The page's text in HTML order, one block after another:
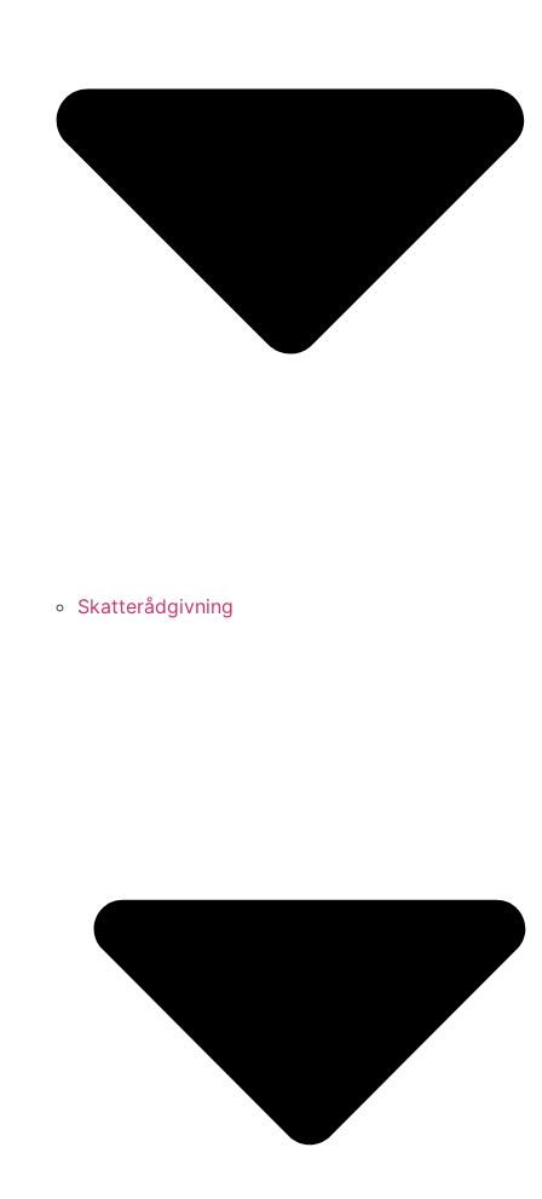
Skatterådgivning